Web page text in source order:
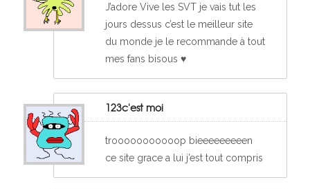
J’adore Vive les SVT je vais tut les
jours dessus c’est le meilleur site
du monde je le recommande à tout
mes fans bisous♥
123c'est moi
trooooooooooop bieeeeeeeeen
ce site grace a lui j’est tout compris